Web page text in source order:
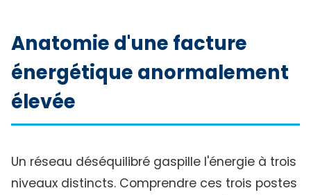
Anatomie d'une facture
énergétique anormalement
élevée
Un réseau déséquilibré gaspille l'énergie à trois
niveaux distincts. Comprendre ces trois postes